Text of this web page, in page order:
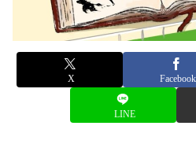
X Facebook
LINE